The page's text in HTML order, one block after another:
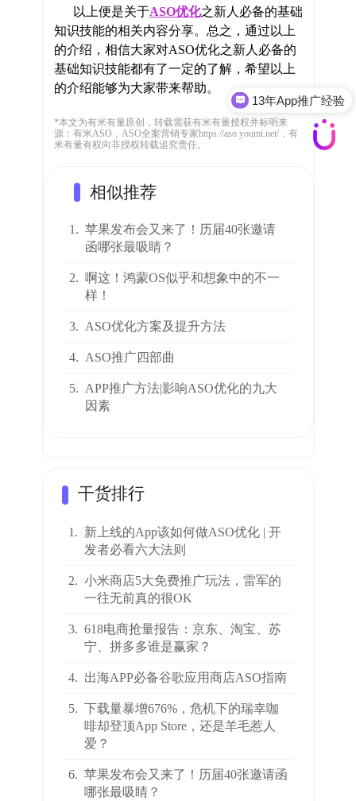
以上便是关于ASO优化之新人必备的基础
知识技能的相关内容分享。总之，通过以上
的介绍，相信大家对ASO优化之新人必备的
基础知识技能都有了一定的了解，希望以上
的介绍能够为大家带来帮助。
*本文为有米有量原创，转载需获有米有量授权并标明来
源：有米ASO，ASO全案营销专家https://aso.youmi.net/，有
米有量有权向非授权转载追究责任。
相似推荐
1. 苹果发布会又来了！历届40张邀请
函哪张最吸睛？
2. 啊这！鸿蒙OS似乎和想象中的不一
样！
3. ASO优化方案及提升方法
4. ASO推广四部曲
5. APP推广方法|影响ASO优化的九大
因素
干货排行
1. 新上线的App该如何做ASO优化 | 开
发者必看六大法则
2. 小米商店5大免费推广玩法，雷军的
一往无前真的很OK
3. 618电商抢量报告：京东、淘宝、苏
宁、拼多多谁是赢家？
4. 出海APP必备谷歌应用商店ASO指南
5. 下载量暴增676%，危机下的瑞幸咖
啡却登顶App Store，还是羊毛惹人
爱？
6. 苹果发布会又来了！历届40张邀请函
哪张最吸睛？
13年App推广经验